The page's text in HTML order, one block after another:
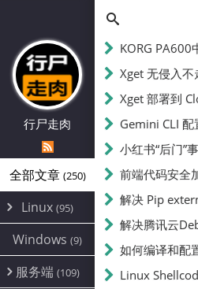
行尸走肉
全部文章 (250)
Linux (95)
Alpine
CentOS(17)
Debian(24)
Windows (9)
服务端 (109)